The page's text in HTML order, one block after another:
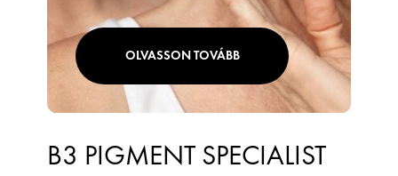
OLVASSON TOVÁBB
B3 PIGMENT SPECIALIST